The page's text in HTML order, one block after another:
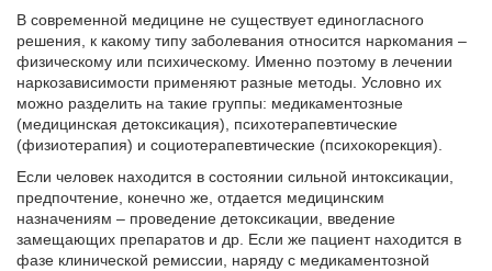
В современной медицине не существует единогласного
решения, к какому типу заболевания относится наркомания –
физическому или психическому. Именно поэтому в лечении
наркозависимости применяют разные методы. Условно их
можно разделить на такие группы: медикаментозные
(медицинская детоксикация), психотерапевтические
(физиотерапия) и социотерапевтические (психокорекция).
Если человек находится в состоянии сильной интоксикации,
предпочтение, конечно же, отдается медицинским
назначениям – проведение детоксикации, введение
замещающих препаратов и др. Если же пациент находится в
фазе клинической ремиссии, наряду с медикаментозной